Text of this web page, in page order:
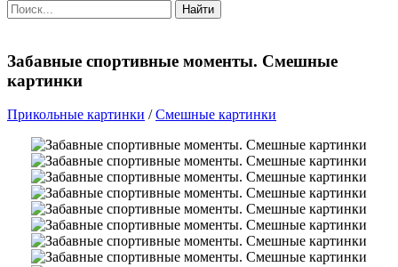
Найти
Забавные спортивные моменты. Смешные
картинки
Прикольные картинки /Смешные картинки